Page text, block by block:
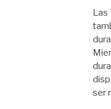
Las
ser